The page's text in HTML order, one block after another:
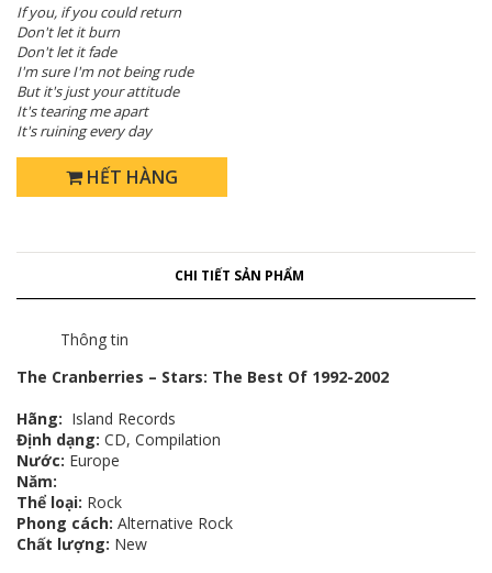
If you, if you could return
Don't let it burn
Don't let it fade
I'm sure I'm not being rude
But it's just your attitude
It's tearing me apart
It's ruining every day
HẾT HÀNG
CHI TIẾT SẢN PHẨM
Thông tin
The Cranberries – Stars: The Best Of 1992-2002
Hãng: Island Records
Định dạng: CD, Compilation
Nước: Europe
Năm:
Thể loại: Rock
Phong cách: Alternative Rock
Chất lượng: New